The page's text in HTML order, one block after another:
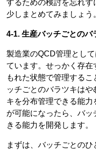
するための検討を忘れず
少しまとめてみましょう
4-1. 生産バッチごとの
製造業のQCD管理とし
ています。せっかく存
もれた状態で管理する
ッチごとのバラツキは
キを分布管理できる能
が可能になったら、バ
きる能力を開発します。
まずは、バッチごとの